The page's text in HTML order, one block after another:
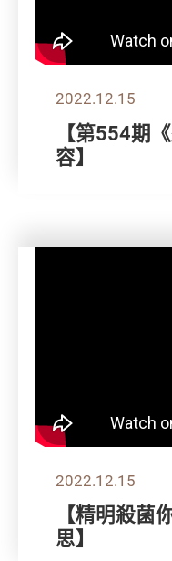
2022.12.15
【第554期
容】
2022.12.15
【精明殺菌
思】